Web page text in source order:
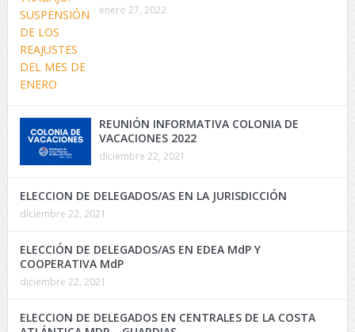
enero 27, 2022
REUNIÓN INFORMATIVA COLONIA DE
VACACIONES 2022
diciembre 22, 2021
ELECCION DE DELEGADOS/AS EN LA JURISDICCIÓN
diciembre 22, 2021
ELECCIÓN DE DELEGADOS/AS EN EDEA MdP Y
COOPERATIVA MdP
diciembre 22, 2021
ELECCION DE DELEGADOS EN CENTRALES DE LA COSTA